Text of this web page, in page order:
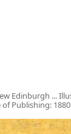
Edinburgh ...
Publishing: